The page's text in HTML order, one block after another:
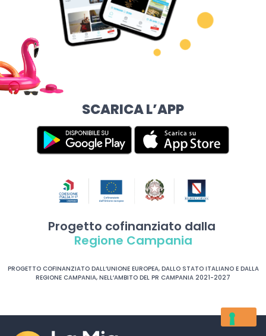
SCARICA L’APP
Progetto cofinanziato dalla
Regione Campania
PROGETTO COFINANZIATO DALL’UNIONE EUROPEA, DALLO STATO ITALIANO E DALLA
REGIONE CAMPANIA, NELL’AMBITO DEL PR CAMPANIA 2021-2027